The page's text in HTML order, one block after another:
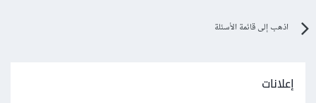
اذهب إلى قائمة الأسئلة
إعلانات